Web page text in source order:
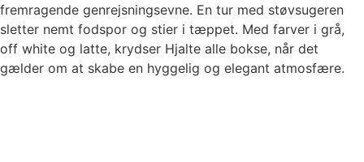
fremragende genrejsningsevne. En tur med støvsugeren
sletter nemt fodspor og stier i tæppet. Med farver i grå,
off white og latte, krydser Hjalte alle bokse, når det
gælder om at skabe en hyggelig og elegant atmosfære.